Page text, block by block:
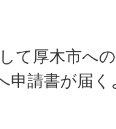
て厚木市へ
申請書が届